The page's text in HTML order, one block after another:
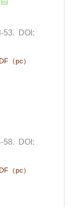
53. DOI:
58. DOI: